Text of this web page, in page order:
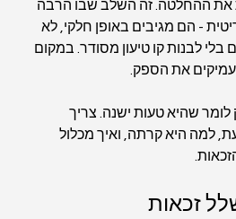
את ההחלטה. זה השלב שבו הרבה
- הם מגיבים באופן חלקי, לא
לבנות קו טיעון מסודר. במקום
את הספק.
שהיא טעות ישנה. צריך
למה היא קרתה, ואיך מכלול
זכאות